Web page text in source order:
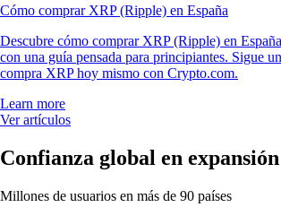
Cómo comprar XRP (Ripple) en España
Descubre cómo comprar XRP (Ripple) en
con una guía pensada para principiantes. Sigue
compra XRP hoy mismo con Crypto.com.
Learn more
Ver artículos
Confianza global en expansión
Millones de usuarios en más de 90 países